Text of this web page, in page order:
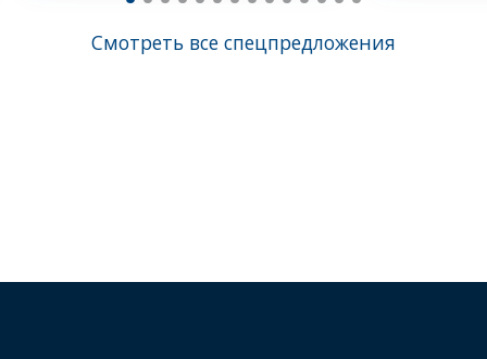
Смотреть все спецпредложения